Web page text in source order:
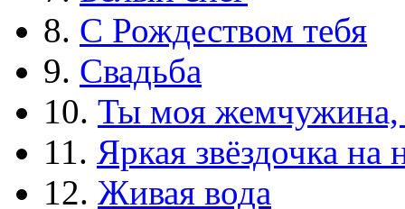
8. С Рождеством тебя
9. Свадьба
10. Ты моя жемчужина,
11. Яркая звёздочка на
12. Живая вода